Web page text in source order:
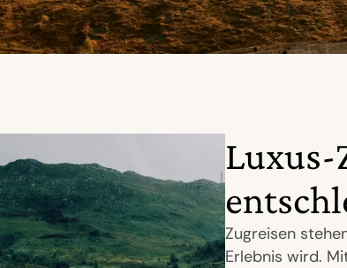
Luxus-
Zugreisen
Erlebnis wird.